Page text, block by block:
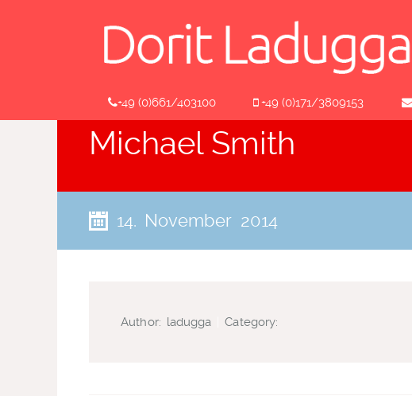
+49 (0)661/403100 +49 (0)171/3809153
Michael Smith
14. November 2014
Author: ladugga |Category: